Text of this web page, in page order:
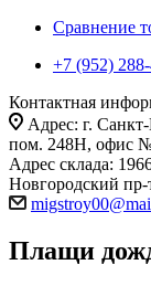
Сравнение
+7 (952)
Контактная
Адрес: г.
пом. 248Н, офис
Адрес склада:
Новгородский пр-
Плащи